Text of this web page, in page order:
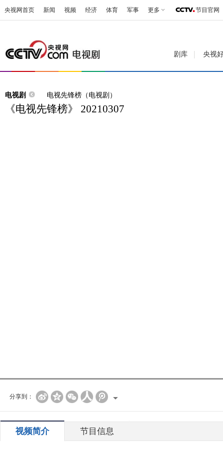
央视网首页 新闻 视频 经济 体育 军事 更多 节目官网
剧库 央视
电视剧 电视先锋榜（电视剧）
《电视先锋榜》 20210307
分享到：
视频简介 节目信息